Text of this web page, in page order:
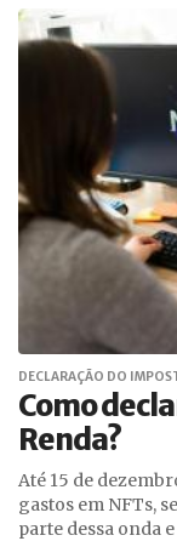
DECLARAÇÃO DO
Como
Renda?
Até 15 de
gastos em NFTs,
parte dessa onda